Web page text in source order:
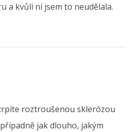
a kvůli ní jsem to neudělala.
roztroušenou sklerózou
jak dlouho, jakým